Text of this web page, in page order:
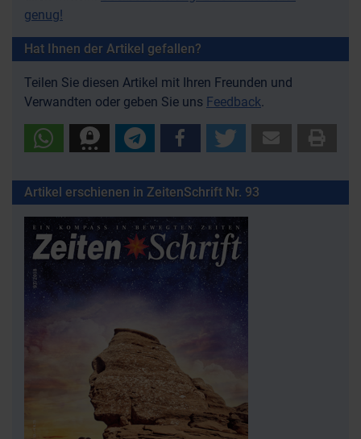
genug!
Hat Ihnen der Artikel gefallen?
Teilen Sie diesen Artikel mit Ihren Freunden und
Verwandten oder geben Sie uns Feedback.
Artikel erschienen in ZeitenSchrift Nr. 93